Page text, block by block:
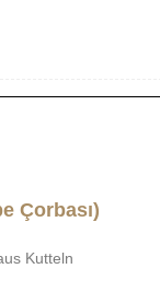
Çorbası)
Kutteln